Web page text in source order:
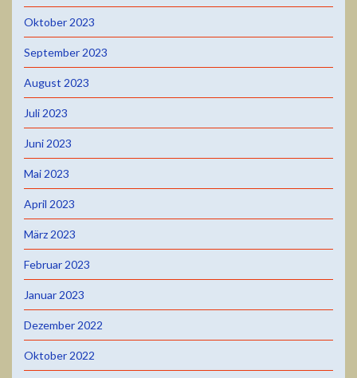
Oktober 2023
September 2023
August 2023
Juli 2023
Juni 2023
Mai 2023
April 2023
März 2023
Februar 2023
Januar 2023
Dezember 2022
Oktober 2022